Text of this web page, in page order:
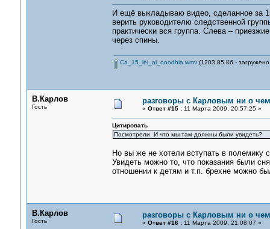
И ещё выкладываю видео, сделанное за
верить руководителю следственной
практически вся группа. Слева –
через спины.
Ca_15_iei_ai_ooodhia.wmv(1203.85 Кб -
В.Карлов
Гость
разговоры с Карловым ни о
« Ответ #15 :11 Марта 2009, 20:57:25 »
Цитировать
Посмотрели. И что мы там должны были увидеть?
Но вы же не хотели вступать в полемику
Увидеть можно то, что показания были
отношении к детям и т.п. брехне можно
В.Карлов
Гость
разговоры с Карловым ни о
« Ответ #16 :11 Марта 2009, 21:08:07 »